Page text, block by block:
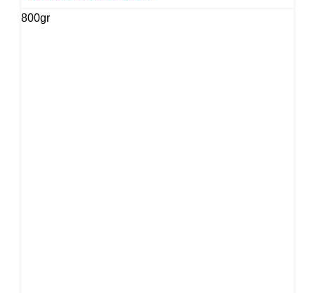
800gr